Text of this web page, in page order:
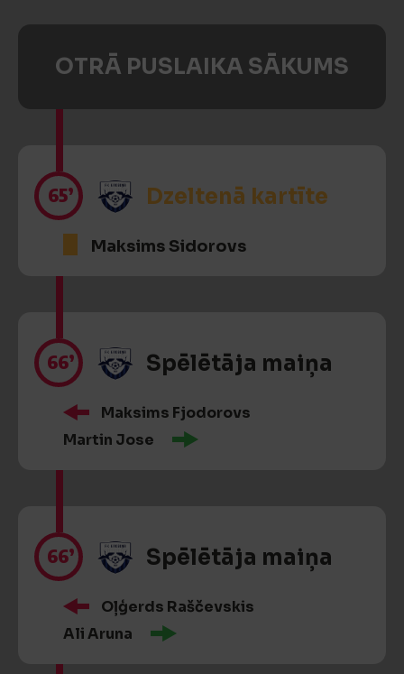
OTRĀ PUSLAIKA SĀKUMS
65’ Dzeltenā kartīte
Maksims Sidorovs
66’ Spēlētāja maiņa
Maksims Fjodorovs
Martin Jose
66’ Spēlētāja maiņa
Oļģerds Raščevskis
Ali Aruna